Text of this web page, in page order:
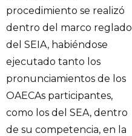
procedimiento se realizó
dentro del marco reglado
del SEIA, habiéndose
ejecutado tanto los
pronunciamientos de los
OAECAs participantes,
como los del SEA, dentro
de su competencia, en la